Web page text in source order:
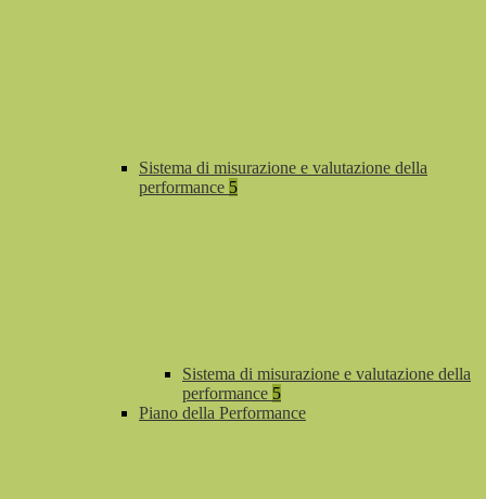
Sistema di misurazione e valutazione della
performance 5
Sistema di misurazione e valutazione della
performance 5
Piano della Performance